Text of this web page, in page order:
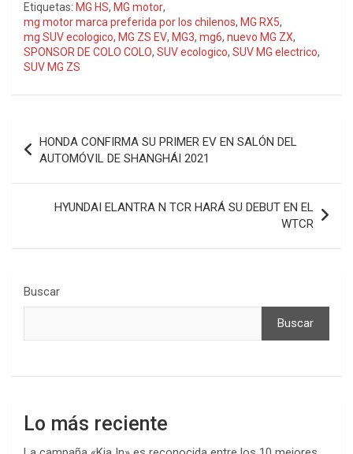
Etiquetas: MG HS, MG motor,
mg motor marca preferida por los chilenos, MG RX5,
mg SUV ecologico, MG ZS EV, MG3, mg6, nuevo MG ZX,
SPONSOR DE COLO COLO, SUV ecologico, SUV MG electrico,
SUV MG ZS
de
entradas
HONDA CONFIRMA SU PRIMER EV EN SALÓN DEL
AUTOMÓVIL DE SHANGHÁI 2021
HYUNDAI ELANTRA N TCR HARÁ SU DEBUT EN EL
WTCR
Buscar
Buscar
Lo más reciente